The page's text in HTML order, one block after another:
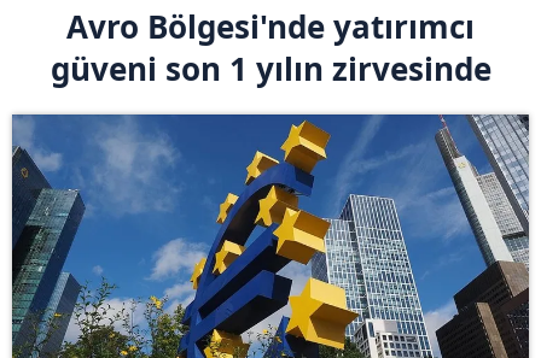
Avro Bölgesi'nde yatırımcı
güveni son 1 yılın zirvesinde